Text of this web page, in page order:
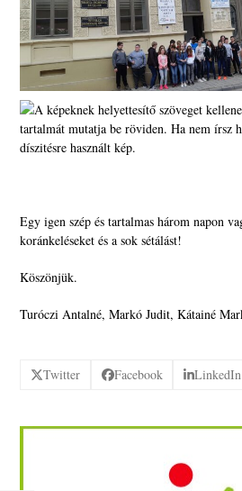
Egy igen szép és tartalmas három napon
koránkeléseket és a sok sétálást!
Köszönjük.
Turóczi Antalné, Markó Judit, Kátainé
Twitter Facebook LinkedIn